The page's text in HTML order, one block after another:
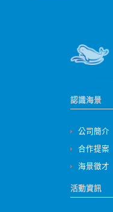
認識海景
公司簡介
合作提案
海景徵才
活動資訊